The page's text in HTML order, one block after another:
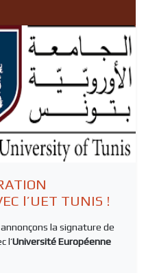
l’UET TUNIS !
la signature de
l’Université Européenne